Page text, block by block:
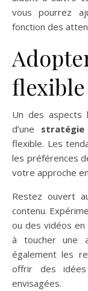
vous pourrez
fonction des
Un des aspects
d’une
flexible. Les
les préférences
votre approche
Restez ouvert
contenu.
ou des vidéos
à toucher une
également les
offrir des
envisagées.